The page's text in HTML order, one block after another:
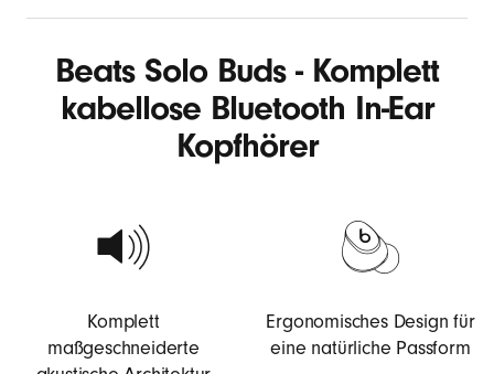
Beats Solo Buds - Komplett
kabellose Bluetooth In-Ear
Kopfhörer
Komplett
maßgeschneiderte
Ergonomisches Design für
eine natürliche Passform